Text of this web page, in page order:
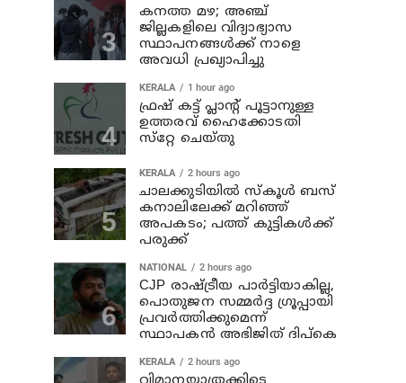
കനത്ത മഴ; അഞ്ച്‌
ജില്ലകളിലെ വിദ്യാഭ്യാസ
സ്ഥാപനങ്ങള്‍ക്ക് നാളെ
അവധി പ്രഖ്യാപിച്ചു
KERALA 1 hour ago
ഫ്രഷ് കട്ട് പ്ലാൻ്റ് പൂട്ടാനുള്ള
ഉത്തരവ് ഹൈക്കോടതി
സ്‌റ്റേ ചെയ്തു
KERALA 2 hours ago
ചാലക്കുടിയില്‍ സ്‌കൂള്‍ ബസ്
കനാലിലേക്ക് മറിഞ്ഞ്
അപകടം; പത്ത് കുട്ടികള്‍ക്ക്
പരുക്ക്
NATIONAL 2 hours ago
CJP രാഷ്ട്രീയ പാര്‍ട്ടിയാകില്ല,
പൊതുജന സമ്മർദ്ദ ഗ്രൂപ്പായി
പ്രവർത്തിക്കുമെന്ന്
സ്ഥാപകൻ അഭിജിത് ദിപ്കെ
KERALA 2 hours ago